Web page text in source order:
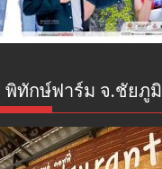
พิทักษ์ฟาร์ม จ.ชัยภูมิ